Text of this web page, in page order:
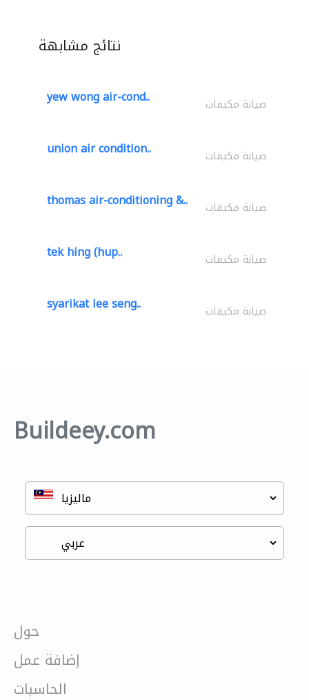
نتائج مشابهة
yew wong air-cond.. صيانة مكيفات
union air condition.. صيانة مكيفات
thomas air-conditioning &.. صيانة مكيفات
tek hing (hup.. صيانة مكيفات
syarikat lee seng.. صيانة مكيفات
Buildeey.com
حول
إضافة عمل
الحاسبات